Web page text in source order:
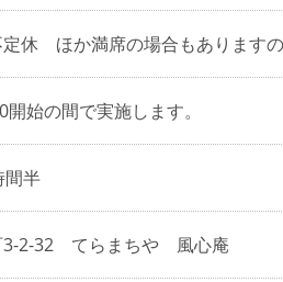
休 ほか満席の場合もありますの
始の間で実施します。
間半
3-2-32 てらまちや 風心庵